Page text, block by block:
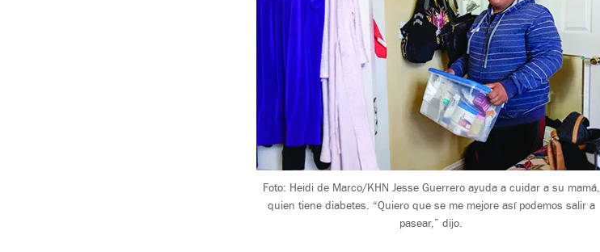
Foto: Heidi de Marco/KHN Jesse Guerrero ayuda a cuidar a su mamá,
quien tiene diabetes. “Quiero que se me mejore así podemos salir a
pasear,” dijo.